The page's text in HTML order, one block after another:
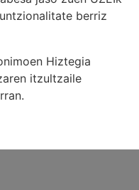
berriz
Hiztegia
itzultzaile